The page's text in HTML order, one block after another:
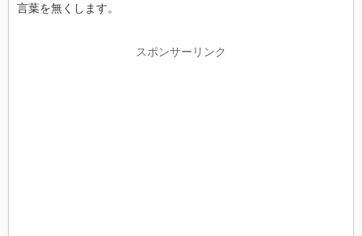
言葉を無くします。
スポンサーリンク